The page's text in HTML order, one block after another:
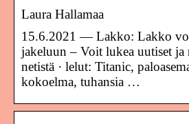
Laura Hallamaa
15.6.2021 — Lakko: Lakko
jakeluun – Voit lukea uutiset ja
netistä · lelut: Titanic,
kokoelma, tuhansia …